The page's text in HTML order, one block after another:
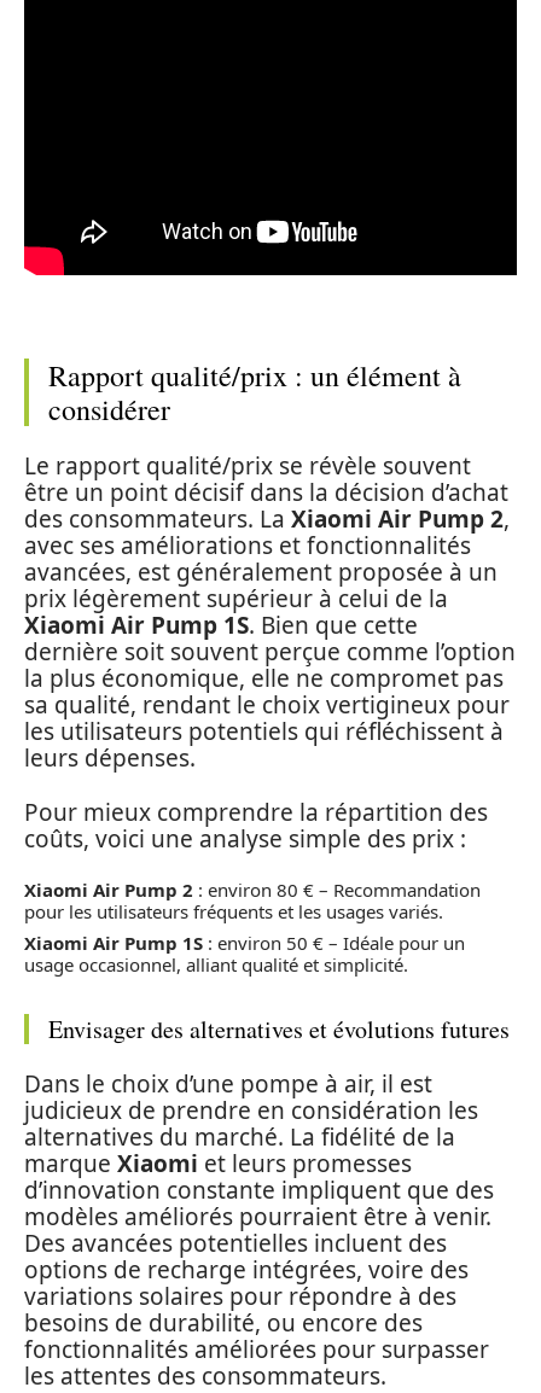
Rapport qualité/prix : un élément à
considérer
Le rapport qualité/prix se révèle souvent
être un point décisif dans la décision d’achat
des consommateurs. La Xiaomi Air Pump 2,
avec ses améliorations et fonctionnalités
avancées, est généralement proposée à un
prix légèrement supérieur à celui de la
Xiaomi Air Pump 1S. Bien que cette
dernière soit souvent perçue comme l’option
la plus économique, elle ne compromet pas
sa qualité, rendant le choix vertigineux pour
les utilisateurs potentiels qui réfléchissent à
leurs dépenses.
Pour mieux comprendre la répartition des
coûts, voici une analyse simple des prix :
Xiaomi Air Pump 2 : environ 80 € – Recommandation
pour les utilisateurs fréquents et les usages variés.
Xiaomi Air Pump 1S : environ 50 € – Idéale pour un
usage occasionnel, alliant qualité et simplicité.
Envisager des alternatives et évolutions futures
Dans le choix d’une pompe à air, il est
judicieux de prendre en considération les
alternatives du marché. La fidélité de la
marque Xiaomi et leurs promesses
d’innovation constante impliquent que des
modèles améliorés pourraient être à venir.
Des avancées potentielles incluent des
options de recharge intégrées, voire des
variations solaires pour répondre à des
besoins de durabilité, ou encore des
fonctionnalités améliorées pour surpasser
les attentes des consommateurs.